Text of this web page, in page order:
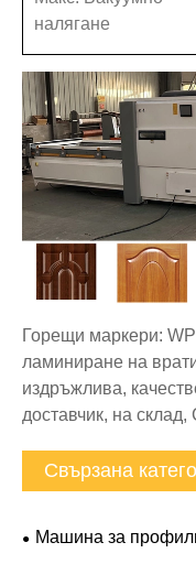
налягане
Горещи маркери:
ламиниране на
издръжлива,
доставчик, на
Свързана
Машина за